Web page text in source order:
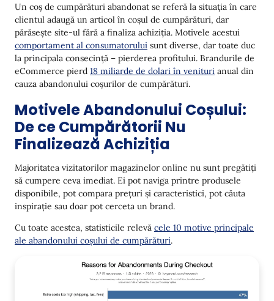
Recomandări de Produse
Sondaj
Exemple de Trigger-uri Eficiente
Dyson
Shafa.ua
Pandora
Kitaec
Adidas
Folosește Yespo pentru a-ți aduce clienții înapoi la
coșul de cumpărături
Concluzie
Un coș de cumpărături abandonat se referă la situația în care
clientul adaugă un articol în coșul de cumpărături, dar
părăsește site-ul fără a finaliza achiziția. Motivele acestui
comportament al consumatorului sunt diverse, dar toate duc
la principala consecință – pierderea profitului. Brandurile de
eCommerce pierd 18 miliarde de dolari în venituri anual din
cauza abandonului coșurilor de cumpărături.
Motivele Abandonului Coșului:
De ce Cumpărătorii Nu
Finalizează Achiziția
Majoritatea vizitatorilor magazinelor online nu sunt pregătiți
să cumpere ceva imediat. Ei pot naviga printre produsele
disponibile, pot compara prețuri și caracteristici, pot căuta
inspirație sau doar pot cerceta un brand.
Cu toate acestea, statisticile relevă cele 10 motive principale
ale abandonului coșului de cumpărături.